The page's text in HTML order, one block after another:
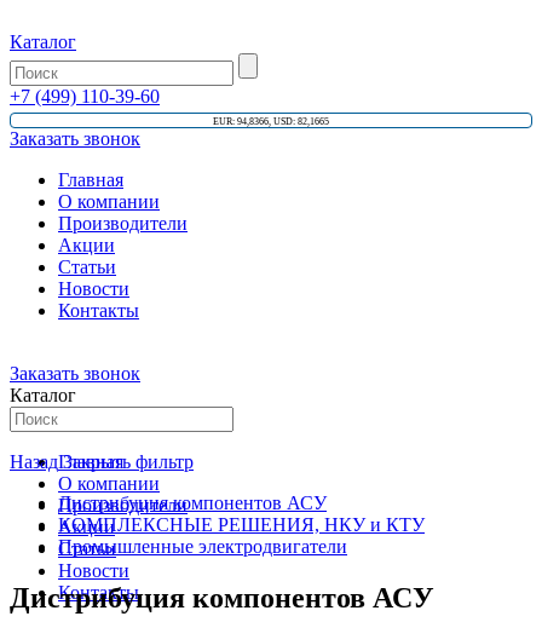
Каталог
+7 (499) 110-39-60
EUR: 94,8366, USD: 82,1665
Заказать звонок
Главная
О компании
Производители
Акции
Статьи
Новости
Контакты
Заказать звонок
Каталог
Главная
О компании
Производители
Акции
Статьи
Новости
Контакты
Назад Закрыть фильтр
Дистрибуция компонентов АСУ
КОМПЛЕКСНЫЕ РЕШЕНИЯ, НКУ и КТУ
Промышленные электродвигатели
Дистрибуция компонентов АСУ